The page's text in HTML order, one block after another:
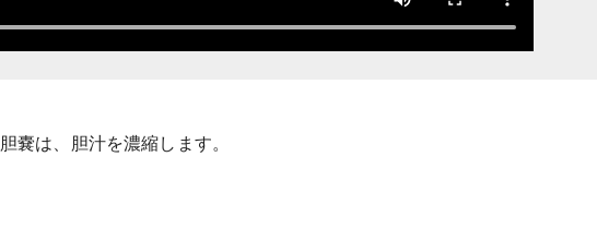
胆嚢は、胆汁を濃縮します。